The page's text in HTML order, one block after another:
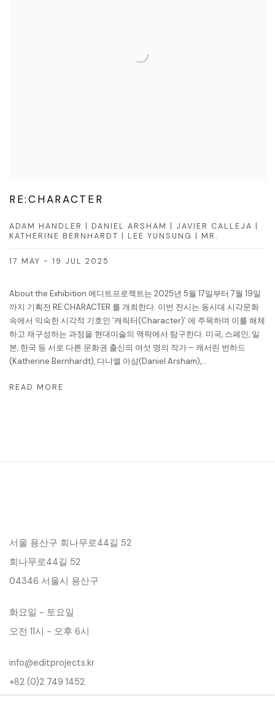
RE:CHARACTER
ADAM HANDLER | DANIEL ARSHAM | JAVIER CALLEJA |
KATHERINE BERNHARDT | LEE YUNSUNG | MR.
17 MAY - 19 JUL 2025
About the Exhibition 에디트프로젝트는 2025년 5월 17일부터 7월 19일
까지 기획전 RE:CHARACTER 를 개최한다. 이번 전시는 동시대 시각문화
속에서 익숙한 시각적 기호인 '캐릭터(Character)' 에 주목하며 이를 해체
하고 재구성하는 과정을 현대미술의 맥락에서 탐구한다. 미국, 스페인, 일
본, 한국 등 서로 다른 문화권 출신의 여섯 명의 작가 – 캐서린 번하드
(Katherine Bernhardt), 다니엘 아샴(Daniel Arsham),...
READ MORE
서울 용산구 회나무로44길 52
회나무로44길 52
04346 서울시 용산구
화요일 - 토요일
오전 11시 - 오후 6시
info@editprojects.kr
+82 (0)2 749 1452